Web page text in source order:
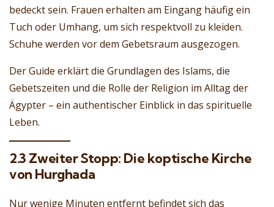
bedeckt sein. Frauen erhalten am Eingang häufig ein
Tuch oder Umhang, um sich respektvoll zu kleiden.
Schuhe werden vor dem Gebetsraum ausgezogen.
Der Guide erklärt die Grundlagen des Islams, die
Gebetszeiten und die Rolle der Religion im Alltag der
Ägypter – ein authentischer Einblick in das spirituelle
Leben.
2.3 Zweiter Stopp: Die koptische Kirche
von Hurghada
Nur wenige Minuten entfernt befindet sich das